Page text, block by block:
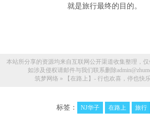
就是旅行最终的目的。
本站所分享的资源均来自互联网公开渠道收集整理，仅
如涉及侵权请邮件与我们联系删除
筑梦网络 » 【在路上】- 行也欢喜，停也快
标签： NJ华子 在路上 旅行